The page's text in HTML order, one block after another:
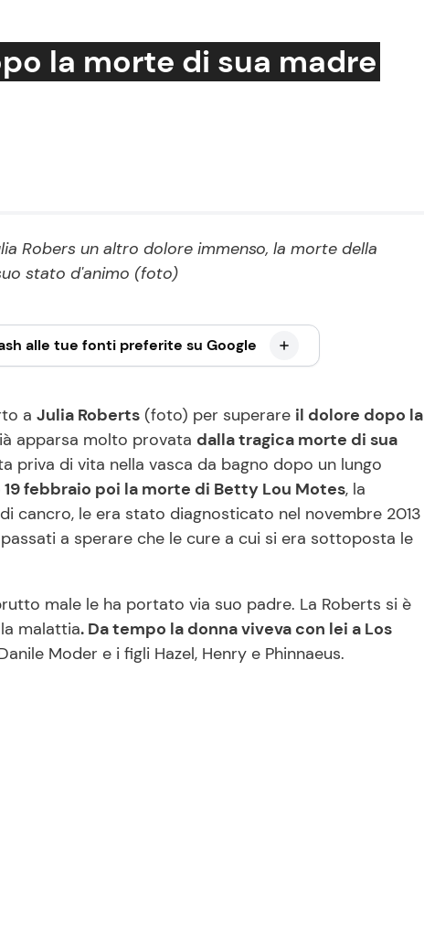
Le Ricette in TV
Ricette Feste
la morte di sua madre
Robers un altro dolore immenso, la morte della
stato d'animo (foto)
alle tue fonti preferite su Google
a Julia Roberts (foto) per superare il dolore dopo la
apparsa molto provata dalla tragica morte di sua
priva di vita nella vasca da bagno dopo un lungo
19 febbraio poi la morte di Betty Lou Motes, la
cancro, le era stato diagnosticato nel novembre 2013
a sperare che le cure a cui si era sottoposta le
male le ha portato via suo padre. La Roberts si è
malattia. Da tempo la donna viveva con lei a Los
Moder e i figli Hazel, Henry e Phinnaeus.